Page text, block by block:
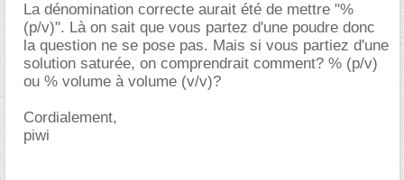
La dénomination correcte aurait été de mettre "%
(p/v)". Là on sait que vous partez d'une poudre donc
la question ne se pose pas. Mais si vous partiez d'une
solution saturée, on comprendrait comment? % (p/v)
ou % volume à volume (v/v)?
Cordialement,
piwi